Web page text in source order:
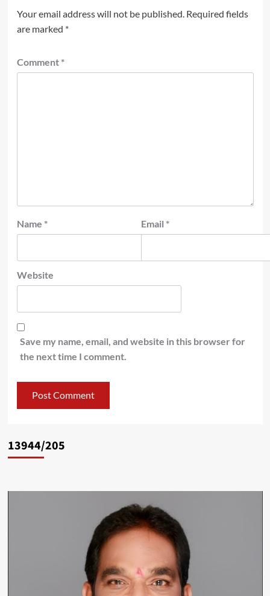
Your email address will not be published. Required fields
are marked *
Comment *
Name * Email *
Website
Save my name, email, and website in this browser for
the next time I comment.
13944/205